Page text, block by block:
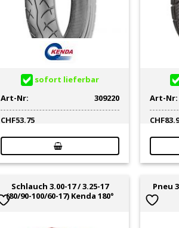
sofort lieferbar
Art-Nr:
309220
CHF53.75
Art-Nr:
CHF
Schlauch 3.00-17 / 3.25-17
(80/90-100/60-17) Kenda 180°
Pneu